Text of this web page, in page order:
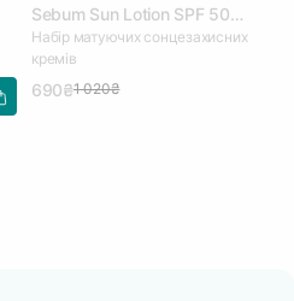
Sebum Sun Lotion SPF 50
PA++++ 2 шт (термін до
09.04.2026)
Набір матуючих сонцезахисних
кремів
690₴1 020₴